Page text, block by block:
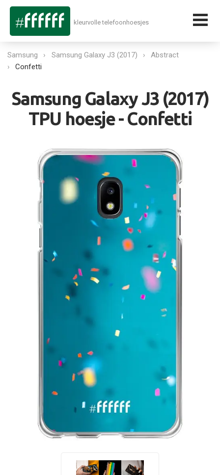
kleurvolle telefoonhoesjes
Samsung Samsung Galaxy J3 (2017)
Abstract
Confetti
Samsung Galaxy J3 (2017)
TPU hoesje - Confetti